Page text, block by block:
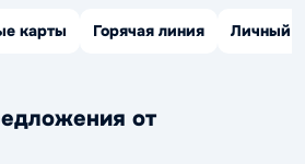
карты Горячая линия Личный
от